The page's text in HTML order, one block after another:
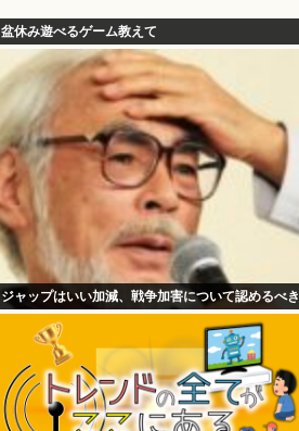
盆休み遊べるゲーム教えて
ジャップはいい加減、戦争加害について認めるべき